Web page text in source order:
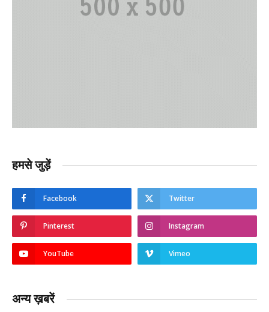
हमसे जुड़ें
Facebook Twitter
Pinterest Instagram
YouTube Vimeo
अन्य ख़बरें